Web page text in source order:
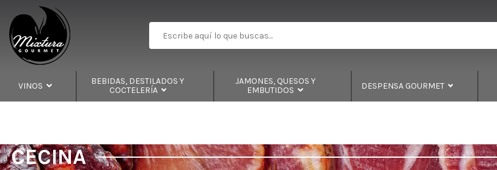
VINOS
BEBIDAS, DESTILADOS Y
COCTELERÍA
JAMONES, QUESOS Y
EMBUTIDOS
DESPENSA GOURMET
CECINA